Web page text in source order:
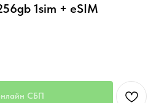
1sim + eSIM
СБП